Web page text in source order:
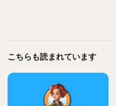
こちらも読まれています